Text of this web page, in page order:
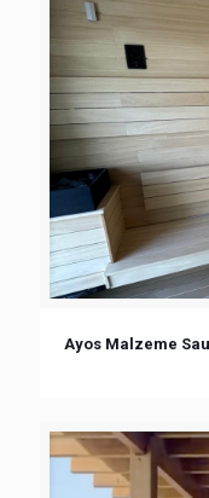
Ayos Malzeme